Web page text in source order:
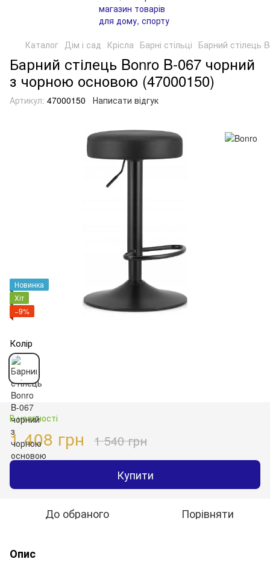
Каталог Дім і сад Крісла Барні стільці Барний стілець
Барний стілець Bonro B-067 чорний
з чорною основою (47000150)
Артикул: 47000150 Написати відгук
Новинка
Хіт
−9%
Колір
В наявності
1 408 грн 1 540 грн
Купити
До обраного Порівняти
Опис